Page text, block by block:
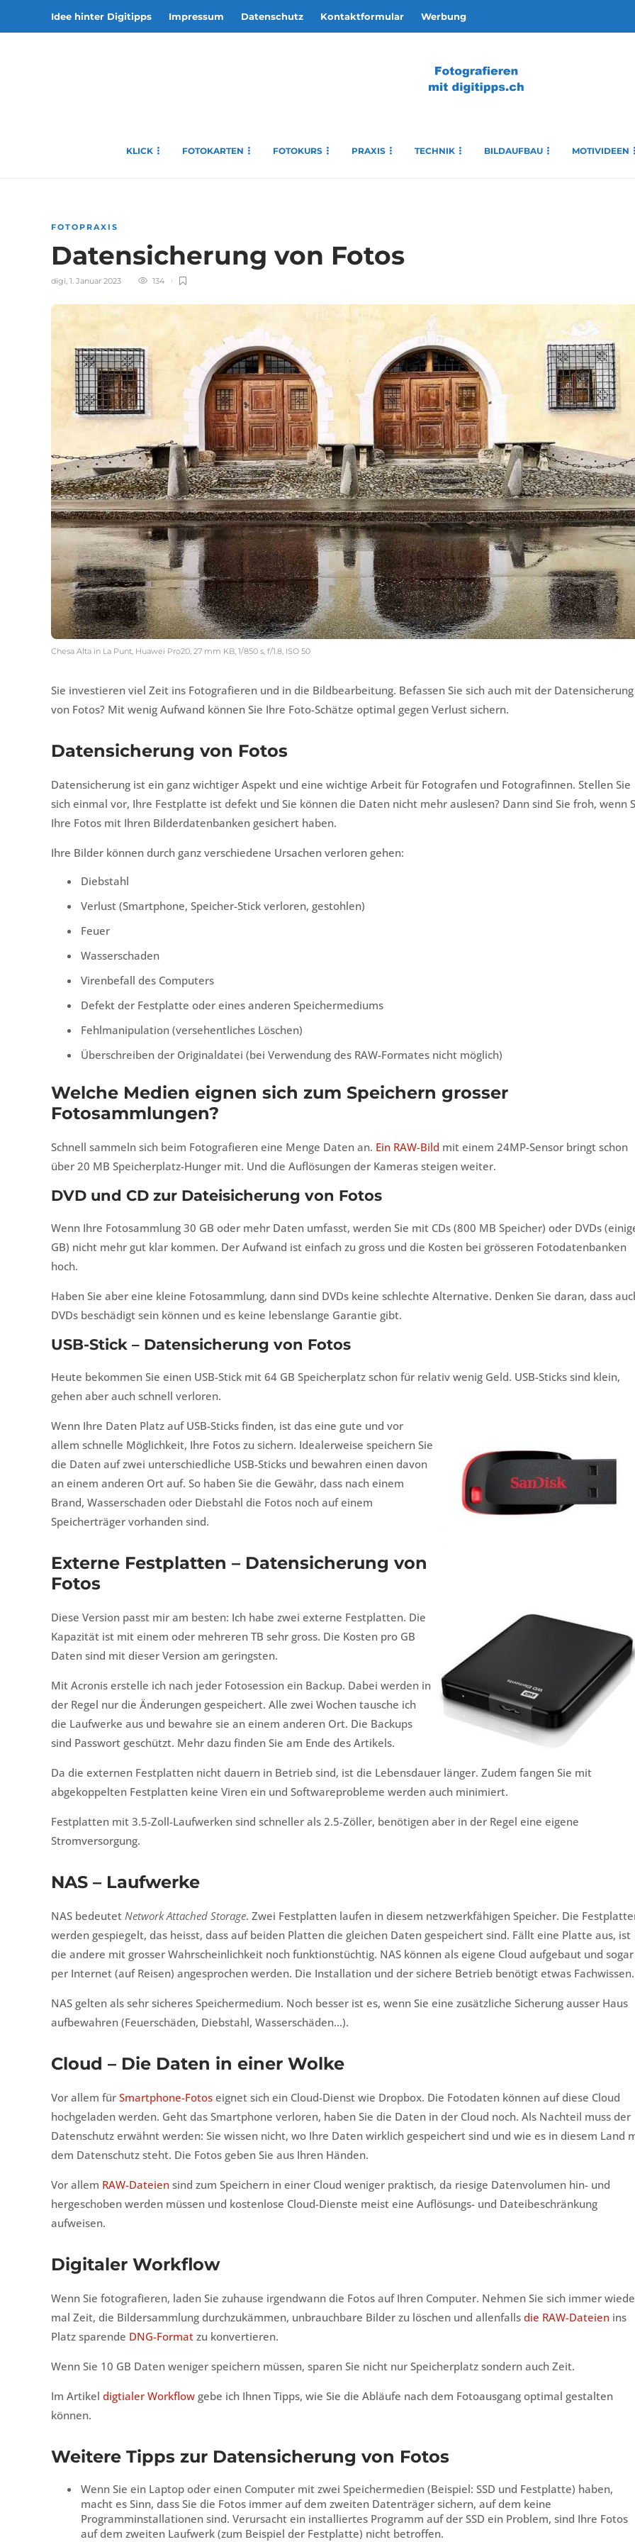
Idee hinter Digitipps Impressum Datenschutz Kontaktformular Werbung
KLICK FOTOKARTEN FOTOKURS PRAXIS TECHNIK BILDAUFBAU MOTIVIDEEN
FOTOPRAXIS
Datensicherung von Fotos
digi, 1. Januar 2023 134
Chesa Alta in La Punt, Huawei Pro20, 27 mm KB, 1/850 s, f/1.8, ISO 50
Sie investieren viel Zeit ins Fotografieren und in die Bildbearbeitung. Befassen Sie sich auch mit der Datensicherung
von Fotos? Mit wenig Aufwand können Sie Ihre Foto-Schätze optimal gegen Verlust sichern.
Datensicherung von Fotos
Datensicherung ist ein ganz wichtiger Aspekt und eine wichtige Arbeit für Fotografen und Fotografinnen. Stellen Sie
sich einmal vor, Ihre Festplatte ist defekt und Sie können die Daten nicht mehr auslesen? Dann sind Sie froh, wenn
Ihre Fotos mit Ihren Bilderdatenbanken gesichert haben.
Ihre Bilder können durch ganz verschiedene Ursachen verloren gehen:
Diebstahl
Verlust (Smartphone, Speicher-Stick verloren, gestohlen)
Feuer
Wasserschaden
Virenbefall des Computers
Defekt der Festplatte oder eines anderen Speichermediums
Fehlmanipulation (versehentliches Löschen)
Überschreiben der Originaldatei (bei Verwendung des RAW-Formates nicht möglich)
Welche Medien eignen sich zum Speichern grosser
Fotosammlungen?
Schnell sammeln sich beim Fotografieren eine Menge Daten an. Ein RAW-Bild mit einem 24MP-Sensor bringt schon
über 20 MB Speicherplatz-Hunger mit. Und die Auflösungen der Kameras steigen weiter.
DVD und CD zur Dateisicherung von Fotos
Wenn Ihre Fotosammlung 30 GB oder mehr Daten umfasst, werden Sie mit CDs (800 MB Speicher) oder DVDs
GB) nicht mehr gut klar kommen. Der Aufwand ist einfach zu gross und die Kosten bei grösseren Fotodatenbanken
hoch.
Haben Sie aber eine kleine Fotosammlung, dann sind DVDs keine schlechte Alternative. Denken Sie daran, dass
DVDs beschädigt sein können und es keine lebenslange Garantie gibt.
USB-Stick – Datensicherung von Fotos
Heute bekommen Sie einen USB-Stick mit 64 GB Speicherplatz schon für relativ wenig Geld. USB-Sticks sind klein,
gehen aber auch schnell verloren.
Wenn Ihre Daten Platz auf USB-Sticks finden, ist das eine gute und vor
allem schnelle Möglichkeit, Ihre Fotos zu sichern. Idealerweise speichern Sie
die Daten auf zwei unterschiedliche USB-Sticks und bewahren einen davon
an einem anderen Ort auf. So haben Sie die Gewähr, dass nach einem
Brand, Wasserschaden oder Diebstahl die Fotos noch auf einem
Speicherträger vorhanden sind.
Externe Festplatten – Datensicherung von
Fotos
Diese Version passt mir am besten: Ich habe zwei externe Festplatten. Die
Kapazität ist mit einem oder mehreren TB sehr gross. Die Kosten pro GB
Daten sind mit dieser Version am geringsten.
Mit Acronis erstelle ich nach jeder Fotosession ein Backup. Dabei werden in
der Regel nur die Änderungen gespeichert. Alle zwei Wochen tausche ich
die Laufwerke aus und bewahre sie an einem anderen Ort. Die Backups
sind Passwort geschützt. Mehr dazu finden Sie am Ende des Artikels.
Da die externen Festplatten nicht dauern in Betrieb sind, ist die Lebensdauer länger. Zudem fangen Sie mit
abgekoppelten Festplatten keine Viren ein und Softwareprobleme werden auch minimiert.
Festplatten mit 3.5-Zoll-Laufwerken sind schneller als 2.5-Zöller, benötigen aber in der Regel eine eigene
Stromversorgung.
NAS – Laufwerke
NAS bedeutet Network Attached Storage. Zwei Festplatten laufen in diesem netzwerkfähigen Speicher. Die
werden gespiegelt, das heisst, dass auf beiden Platten die gleichen Daten gespeichert sind. Fällt eine Platte aus, ist
die andere mit grosser Wahrscheinlichkeit noch funktionstüchtig. NAS können als eigene Cloud aufgebaut und sogar
per Internet (auf Reisen) angesprochen werden. Die Installation und der sichere Betrieb benötigt etwas Fachwissen.
NAS gelten als sehr sicheres Speichermedium. Noch besser ist es, wenn Sie eine zusätzliche Sicherung ausser Haus
aufbewahren (Feuerschäden, Diebstahl, Wasserschäden…).
Cloud – Die Daten in einer Wolke
Vor allem für Smartphone-Fotos eignet sich ein Cloud-Dienst wie Dropbox. Die Fotodaten können auf diese Cloud
hochgeladen werden. Geht das Smartphone verloren, haben Sie die Daten in der Cloud noch. Als Nachteil muss der
Datenschutz erwähnt werden: Sie wissen nicht, wo Ihre Daten wirklich gespeichert sind und wie es in diesem Land
dem Datenschutz steht. Die Fotos geben Sie aus Ihren Händen.
Vor allem RAW-Dateien sind zum Speichern in einer Cloud weniger praktisch, da riesige Datenvolumen hin- und
hergeschoben werden müssen und kostenlose Cloud-Dienste meist eine Auflösungs- und Dateibeschränkung
aufweisen.
Digitaler Workflow
Wenn Sie fotografieren, laden Sie zuhause irgendwann die Fotos auf Ihren Computer. Nehmen Sie sich immer
mal Zeit, die Bildersammlung durchzukämmen, unbrauchbare Bilder zu löschen und allenfalls die RAW-Dateien ins
Platz sparende DNG-Format zu konvertieren.
Wenn Sie 10 GB Daten weniger speichern müssen, sparen Sie nicht nur Speicherplatz sondern auch Zeit.
Im Artikel digtialer Workflow gebe ich Ihnen Tipps, wie Sie die Abläufe nach dem Fotoausgang optimal gestalten
können.
Weitere Tipps zur Datensicherung von Fotos
Wenn Sie ein Laptop oder einen Computer mit zwei Speichermedien (Beispiel: SSD und Festplatte) haben,
macht es Sinn, dass Sie die Fotos immer auf dem zweiten Datenträger sichern, auf dem keine
Programminstallationen sind. Verursacht ein installiertes Programm auf der SSD ein Problem, sind Ihre Fotos
auf dem zweiten Laufwerk (zum Beispiel der Festplatte) nicht betroffen.